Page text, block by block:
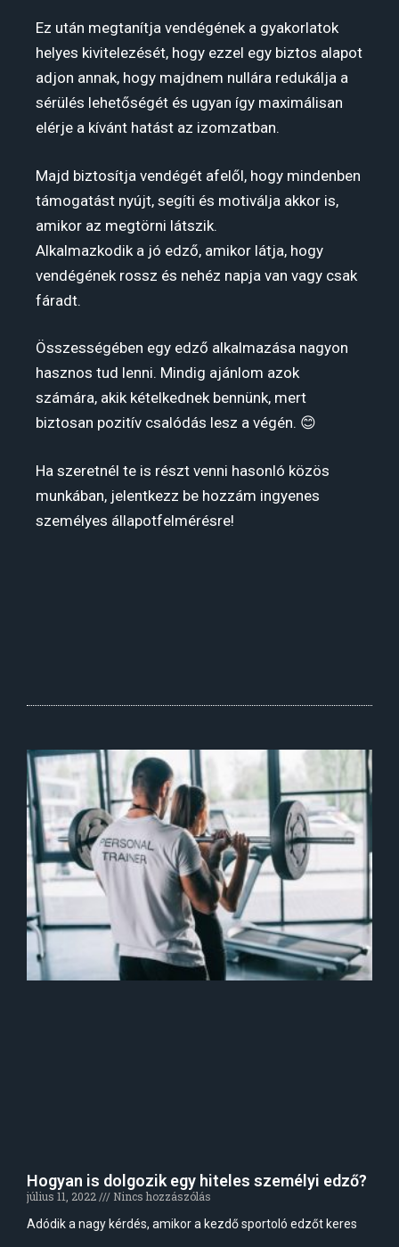
Hogyan is dolgozik egy hiteles személyi edző?
július 11, 2022
Nincs hozzászólás
Adódik a nagy kérdés, amikor a kezdő sportoló edzőt keres
Ez után megtanítja vendégének a gyakorlatok
helyes kivitelezését, hogy ezzel egy biztos alapot
adjon annak, hogy majdnem nullára redukálja a
sérülés lehetőségét és ugyan így maximálisan
elérje a kívánt hatást az izomzatban.
Majd biztosítja vendégét afelől, hogy mindenben
támogatást nyújt, segíti és motiválja akkor is,
amikor az megtörni látszik.
Alkalmazkodik a jó edző, amikor látja, hogy
vendégének rossz és nehéz napja van vagy csak
fáradt.
Összességében egy edző alkalmazása nagyon
hasznos tud lenni. Mindig ajánlom azok
számára, akik kételkednek bennünk, mert
biztosan pozitív csalódás lesz a végén. 😊
Ha szeretnél te is részt venni hasonló közös
munkában, jelentkezz be hozzám ingyenes
személyes állapotfelmérésre!